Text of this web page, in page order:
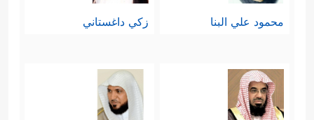
محمود علي البنا زكي داغستاني